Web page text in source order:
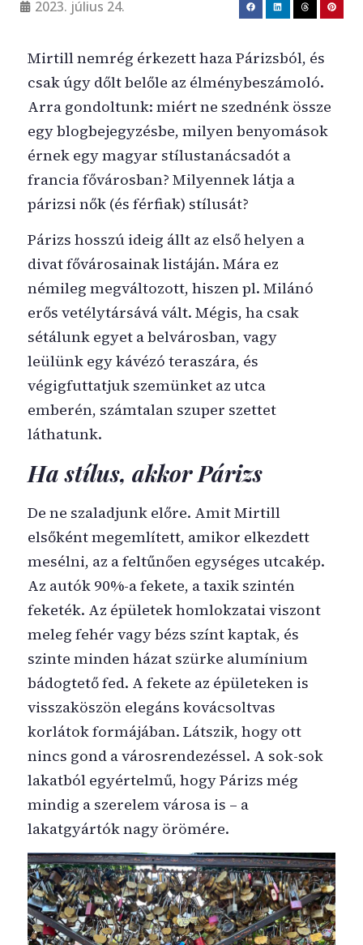
2023. július 24.
Mirtill nemrég érkezett haza Párizsból, és
csak úgy dőlt belőle az élménybeszámoló.
Arra gondoltunk: miért ne szednénk össze
egy blogbejegyzésbe, milyen benyomások
érnek egy magyar stílustanácsadót a
francia fővárosban? Milyennek látja a
párizsi nők (és férfiak) stílusát?
Párizs hosszú ideig állt az első helyen a
divat fővárosainak listáján. Mára ez
némileg megváltozott, hiszen pl. Milánó
erős vetélytársává vált. Mégis, ha csak
sétálunk egyet a belvárosban, vagy
leülünk egy kávézó teraszára, és
végigfuttatjuk szemünket az utca
emberén, számtalan szuper szettet
láthatunk.
Ha stílus, akkor Párizs
De ne szaladjunk előre. Amit Mirtill
elsőként megemlített, amikor elkezdett
mesélni, az a feltűnően egységes utcakép.
Az autók 90%-a fekete, a taxik szintén
feketék. Az épületek homlokzatai viszont
meleg fehér vagy bézs színt kaptak, és
szinte minden házat szürke alumínium
bádogtető fed. A fekete az épületeken is
visszaköszön elegáns kovácsoltvas
korlátok formájában. Látszik, hogy ott
nincs gond a városrendezéssel. A sok-sok
lakatból egyértelmű, hogy Párizs még
mindig a szerelem városa is – a
lakatgyártók nagy örömére.